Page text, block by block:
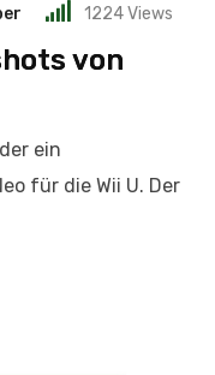
1224Views
von
ein
für die Wii U. Der